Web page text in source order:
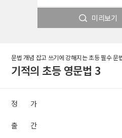
미리보기
문법 개념 잡고 쓰기에 강해지는 초등 필수 문
기적의 초등 영문법 3
정 가
출 간